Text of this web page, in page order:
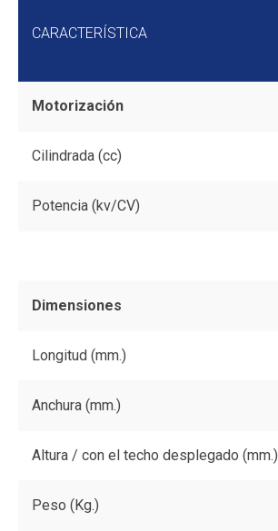
CARACTERÍSTICA
Motorización
Cilindrada (cc)
Potencia (kv/CV)
Dimensiones
Longitud (mm.)
Anchura (mm.)
Altura / con el techo desplegado (mm.)
Peso (Kg.)